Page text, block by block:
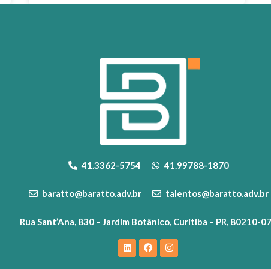
41.3362-5754 41.99788-1870
baratto@baratto.adv.br talentos@baratto.adv.br
Rua Sant’Ana, 830 – Jardim Botânico, Curitiba – PR, 80210-